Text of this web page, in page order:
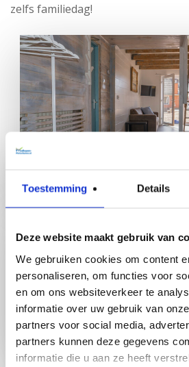
Toestemming Details
Deze website maakt gebruik van
We gebruiken cookies om content
personaliseren, om functies voor
en om ons websiteverkeer te
informatie over uw gebruik van
partners voor social media,
partners kunnen deze gegevens
informatie die u aan ze heeft
zelfs familiedag!